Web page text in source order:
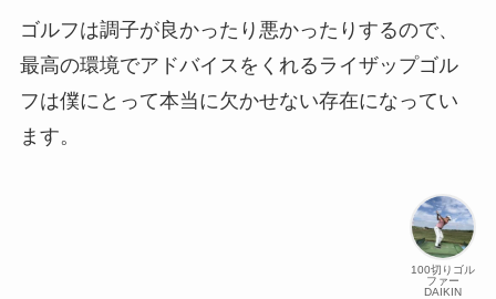
ゴルフは調子が良かったり悪かったりするので、
最高の環境でアドバイスをくれるライザップゴル
フは僕にとって本当に欠かせない存在になってい
ます。
100切りゴル
ファー
DAIKIN